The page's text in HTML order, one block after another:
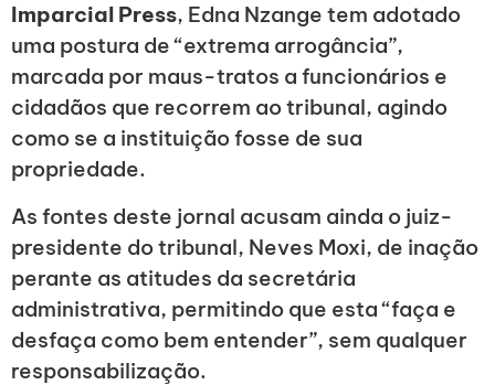
Imparcial Press, Edna Nzange tem adotado
uma postura de “extrema arrogância”,
marcada por maus-tratos a funcionários e
cidadãos que recorrem ao tribunal, agindo
como se a instituição fosse de sua
propriedade.
As fontes deste jornal acusam ainda o juiz-
presidente do tribunal, Neves Moxi, de inação
perante as atitudes da secretária
administrativa, permitindo que esta “faça e
desfaça como bem entender”, sem qualquer
responsabilização.